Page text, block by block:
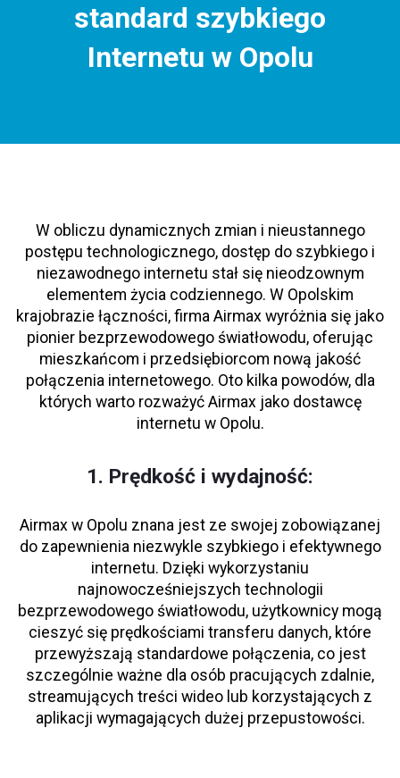
standard szybkiego
Internetu w Opolu
W obliczu dynamicznych zmian i nieustannego
postępu technologicznego, dostęp do szybkiego i
niezawodnego internetu stał się nieodzownym
elementem życia codziennego. W Opolskim
krajobrazie łączności, firma Airmax wyróżnia się jako
pionier bezprzewodowego światłowodu, oferując
mieszkańcom i przedsiębiorcom nową jakość
połączenia internetowego. Oto kilka powodów, dla
których warto rozważyć Airmax jako dostawcę
internetu w Opolu.
1. Prędkość i wydajność:
Airmax w Opolu znana jest ze swojej zobowiązanej
do zapewnienia niezwykle szybkiego i efektywnego
internetu. Dzięki wykorzystaniu
najnowocześniejszych technologii
bezprzewodowego światłowodu, użytkownicy mogą
cieszyć się prędkościami transferu danych, które
przewyższają standardowe połączenia, co jest
szczególnie ważne dla osób pracujących zdalnie,
streamujących treści wideo lub korzystających z
aplikacji wymagających dużej przepustowości.